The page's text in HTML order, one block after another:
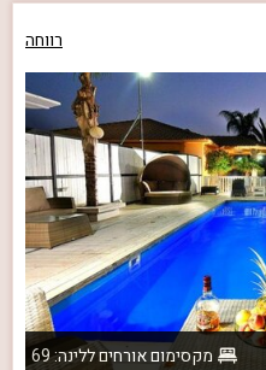
רווחה
מקסימום אורחים ללינה: 69